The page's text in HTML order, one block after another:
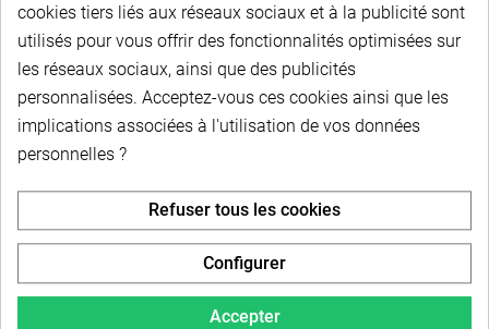
Newsletter
Pour recevoir notre
newsletter, nous vous
invitons à créer votre espace
client (cliquez sur « Compte »
en haut à droite de la page) et
cookies tiers liés aux réseaux sociaux et à la publicité sont
utilisés pour vous offrir des fonctionnalités optimisées sur
les réseaux sociaux, ainsi que des publicités
personnalisées. Acceptez-vous ces cookies ainsi que les
implications associées à l'utilisation de vos données
personnelles ?
Accepter
Refuser tous les cookies
Configurer